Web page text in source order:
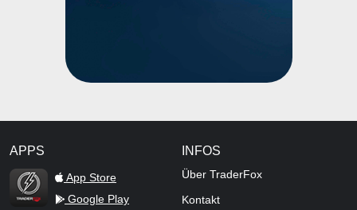
APPS
TraderFox Flash
App Store
Google Play
INFOS
Über TraderFox
Kontakt